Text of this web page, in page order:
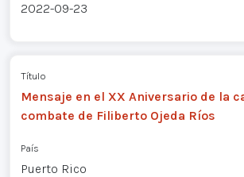
2022-09-23
Título
Mensaje en el XX Aniversario de la
combate de Filiberto Ojeda Ríos
País
Puerto Rico